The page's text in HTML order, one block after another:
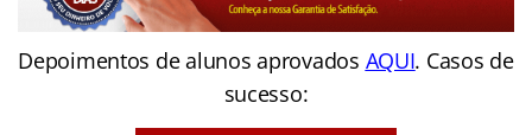
Depoimentos de alunos aprovados AQUI. Casos de
sucesso: